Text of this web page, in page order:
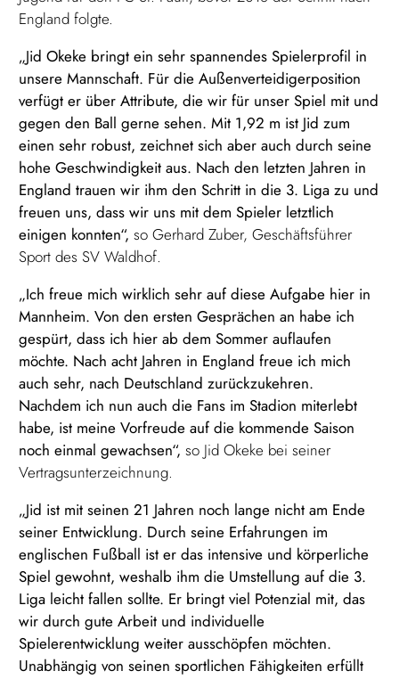
England folgte.
„Jid Okeke bringt ein sehr spannendes Spielerprofil in
unsere Mannschaft. Für die Außenverteidigerposition
verfügt er über Attribute, die wir für unser Spiel mit und
gegen den Ball gerne sehen. Mit 1,92 m ist Jid zum
einen sehr robust, zeichnet sich aber auch durch seine
hohe Geschwindigkeit aus. Nach den letzten Jahren in
England trauen wir ihm den Schritt in die 3. Liga zu und
freuen uns, dass wir uns mit dem Spieler letztlich
einigen konnten“,so Gerhard Zuber, Geschäftsführer
Sport des SV Waldhof.
„Ich freue mich wirklich sehr auf diese Aufgabe hier in
Mannheim. Von den ersten Gesprächen an habe ich
gespürt, dass ich hier ab dem Sommer auflaufen
möchte. Nach acht Jahren in England freue ich mich
auch sehr, nach Deutschland zurückzukehren.
Nachdem ich nun auch die Fans im Stadion miterlebt
habe, ist meine Vorfreude auf die kommende Saison
noch einmal gewachsen“,so Jid Okeke bei seiner
Vertragsunterzeichnung.
„Jid ist mit seinen 21 Jahren noch lange nicht am Ende
seiner Entwicklung. Durch seine Erfahrungen im
englischen Fußball ist er das intensive und körperliche
Spiel gewohnt, weshalb ihm die Umstellung auf die 3.
Liga leicht fallen sollte. Er bringt viel Potenzial mit, das
wir durch gute Arbeit und individuelle
Spielerentwicklung weiter ausschöpfen möchten.
Unabhängig von seinen sportlichen Fähigkeiten erfüllt